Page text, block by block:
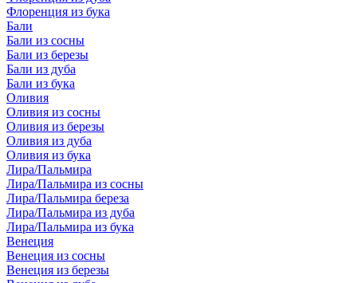
Флоренция из бука
Бали
Бали из сосны
Бали из березы
Бали из дуба
Бали из бука
Оливия
Оливия из сосны
Оливия из березы
Оливия из дуба
Оливия из бука
Лира/Пальмира
Лира/Пальмира из сосны
Лира/Пальмира береза
Лира/Пальмира из дуба
Лира/Пальмира из бука
Венеция
Венеция из сосны
Венеция из березы